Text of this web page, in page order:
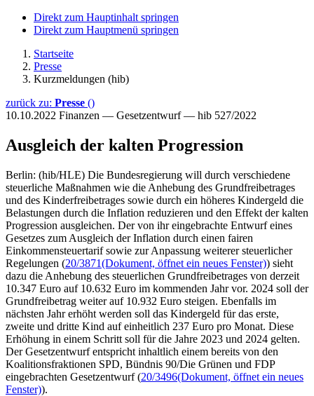
Direkt zum Hauptinhalt springen
Direkt zum Hauptmenü springen
Startseite
Presse
Kurzmeldungen (hib)
zurück zu: Presse ()
10.10.2022 Finanzen — Gesetzentwurf — hib 527/2022
Ausgleich der kalten Progression
Berlin: (hib/HLE) Die Bundesregierung will durch verschiedene
steuerliche Maßnahmen wie die Anhebung des Grundfreibetrages
und des Kinderfreibetrages sowie durch ein höheres Kindergeld die
Belastungen durch die Inflation reduzieren und den Effekt der kalten
Progression ausgleichen. Der von ihr eingebrachte Entwurf eines
Gesetzes zum Ausgleich der Inflation durch einen fairen
Einkommensteuertarif sowie zur Anpassung weiterer steuerlicher
Regelungen (20/3871(Dokument, öffnet ein neues Fenster)) sieht
dazu die Anhebung des steuerlichen Grundfreibetrages von derzeit
10.347 Euro auf 10.632 Euro im kommenden Jahr vor. 2024 soll der
Grundfreibetrag weiter auf 10.932 Euro steigen. Ebenfalls im
nächsten Jahr erhöht werden soll das Kindergeld für das erste,
zweite und dritte Kind auf einheitlich 237 Euro pro Monat. Diese
Erhöhung in einem Schritt soll für die Jahre 2023 und 2024 gelten.
Der Gesetzentwurf entspricht inhaltlich einem bereits von den
Koalitionsfraktionen SPD, Bündnis 90/Die Grünen und FDP
eingebrachten Gesetzentwurf (20/3496(Dokument, öffnet ein neues
Fenster)).